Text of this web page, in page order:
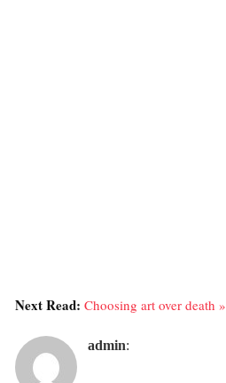
Next Read: Choosing art over death »
admin: